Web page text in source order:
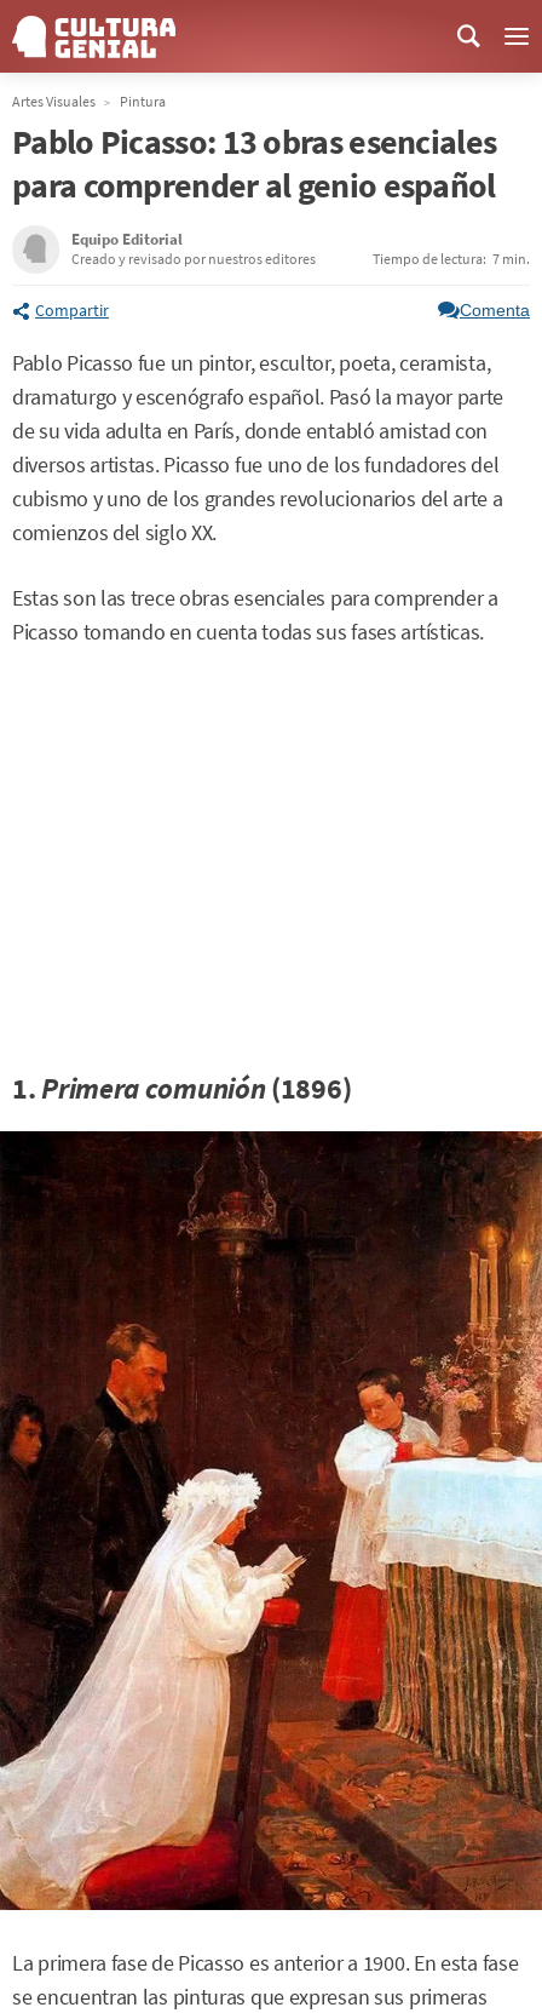
Artes Visuales Pintura
Pablo Picasso: 13 obras esenciales
para comprender al genio español
Equipo Editorial
Creado y revisado por nuestros editores Tiempo de lectura: 7 min.
Compartir Comenta
Pablo Picasso fue un pintor, escultor, poeta, ceramista,
dramaturgo y escenógrafo español. Pasó la mayor parte
de su vida adulta en París, donde entabló amistad con
diversos artistas. Picasso fue uno de los fundadores del
cubismo y uno de los grandes revolucionarios del arte a
comienzos del siglo XX.
Estas son las trece obras esenciales para comprender a
Picasso tomando en cuenta todas sus fases artísticas.
1.Primera comunión(1896)
La primera fase de Picasso es anterior a 1900. En esta fase
se encuentran las pinturas que expresan sus primeras